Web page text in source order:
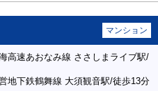
マンション
高速あおなみ線 ささしまライブ駅/
地下鉄鶴舞線 大須観音駅/徒歩13分